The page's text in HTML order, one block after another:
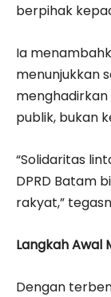
berpihak
Ia
menunjukkan
publik, bukan
“Solidaritas
DPRD Batam
rakyat,”
Langkah Awal
Dengan